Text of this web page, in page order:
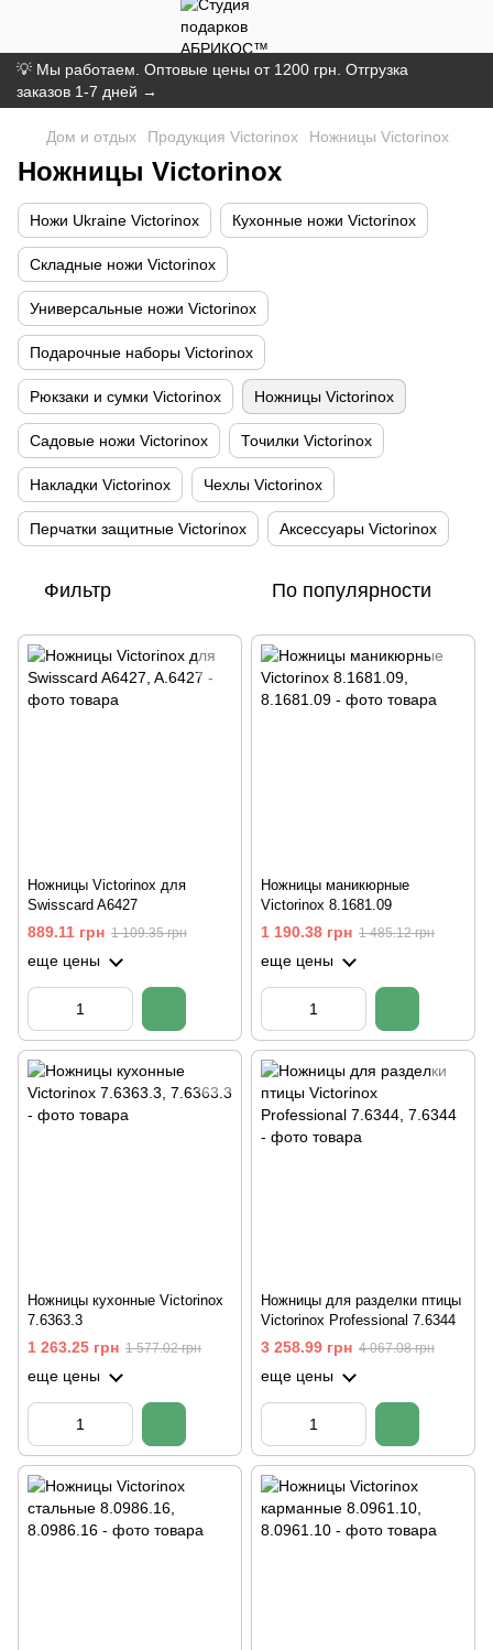
💡 Мы работаем. Оптовые цены от 1200 грн. Отгрузка
заказов 1-7 дней →
Дом и отдых Продукция Victorinox Ножницы Victorinox
Ножницы Victorinox
Ножи Ukraine Victorinox Кухонные ножи Victorinox
Складные ножи Victorinox
Универсальные ножи Victorinox
Подарочные наборы Victorinox
Рюкзаки и сумки Victorinox Ножницы Victorinox
Садовые ножи Victorinox Точилки Victorinox
Накладки Victorinox Чехлы Victorinox
Перчатки защитные Victorinox Аксессуары Victorinox
Фильтр По популярности
Ножницы Victorinox для
Swisscard A6427
889.11 грн 1 109.35 грн
еще цены
Ножницы маникюрные
Victorinox 8.1681.09
1 190.38 грн 1 485.12 грн
еще цены
Ножницы кухонные Victorinox
7.6363.3
1 263.25 грн 1 577.02 грн
еще цены
Ножницы для разделки птицы
Victorinox Professional 7.6344
3 258.99 грн 4 067.08 грн
еще цены